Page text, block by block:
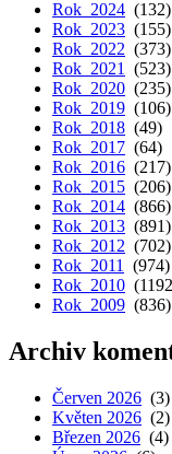
Rok 2024 (132)
Rok 2023 (155)
Rok 2022 (373)
Rok 2021
(523)
Rok 2020 (235)
Rok 2019 (106)
Rok 2018 (49)
Rok 2017 (64)
Rok 2016 (217)
Rok 2015 (206)
Rok 2014 (866)
Rok 2013 (891)
Rok 2012 (702)
Rok 2011
(974)
Rok 2010
Rok 2009 (836)
Archiv
Červen 2026 (3)
Květen 2026 (2)
Březen 2026 (4)